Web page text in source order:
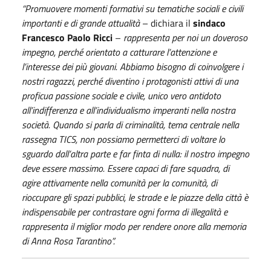
“Promuovere momenti formativi su tematiche sociali e civili
importanti e di grande attualità– dichiara il sindaco
Francesco Paolo Ricci – rappresenta per noi un doveroso
impegno, perché orientato a catturare l’attenzione e
l’interesse dei più giovani. Abbiamo bisogno di coinvolgere i
nostri ragazzi, perché diventino i protagonisti attivi di una
proficua passione sociale e civile, unico vero antidoto
all’indifferenza e all’individualismo imperanti nella nostra
società. Quando si parla di criminalità, tema centrale nella
rassegna TICS, non possiamo permetterci di voltare lo
sguardo dall’altra parte e far finta di nulla: il nostro impegno
deve essere massimo. Essere capaci di fare squadra, di
agire attivamente nella comunità per la comunità, di
rioccupare gli spazi pubblici, le strade e le piazze della città è
indispensabile per contrastare ogni forma di illegalità e
rappresenta il miglior modo per rendere onore alla memoria
di Anna Rosa Tarantino”.